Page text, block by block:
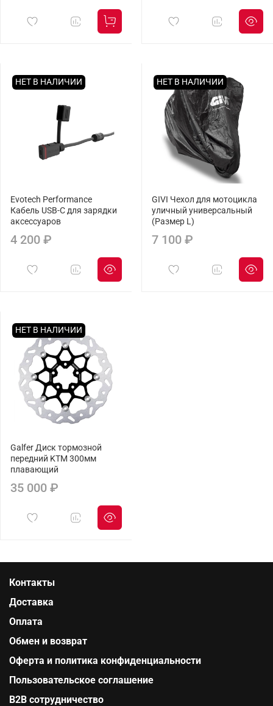
НЕТ В НАЛИЧИИ
Evotech Performance
Кабель USB-C для зарядки
аксессуаров
4 200 ₽
НЕТ В НАЛИЧИИ
GIVI Чехол для мотоцикла
уличный универсальный
(Размер L)
7 100 ₽
НЕТ В НАЛИЧИИ
Galfer Диск тормозной
передний KTM 300мм
плавающий
35 000 ₽
Контакты
Доставка
Оплата
Обмен и возврат
Оферта и политика конфиденциальности
Пользовательское соглашение
B2B сотрудничество